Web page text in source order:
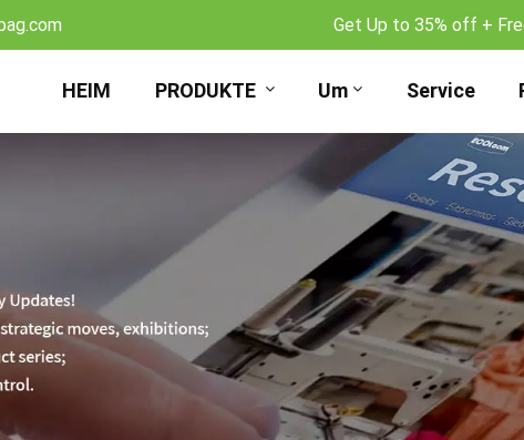
Get Up to 35% off +
HEIM PRODUKTE Um Service